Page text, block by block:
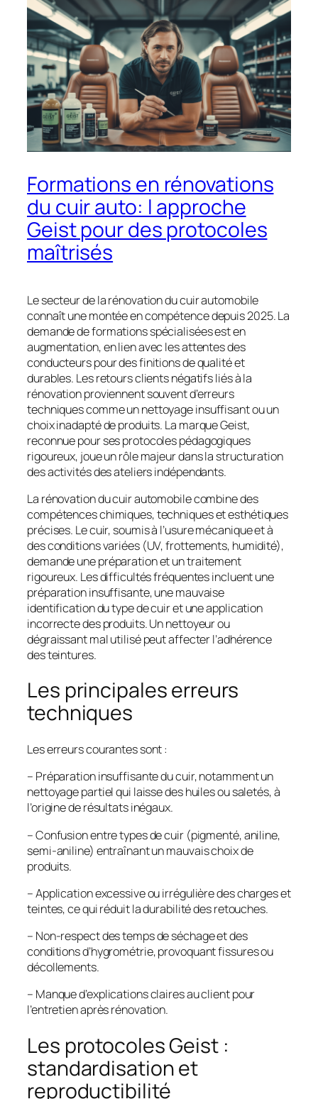
Formations en rénovations
du cuir auto: l approche
Geist pour des protocoles
maîtrisés
Le secteur de la rénovation du cuir automobile
connaît une montée en compétence depuis 2025. La
demande de formations spécialisées est en
augmentation, en lien avec les attentes des
conducteurs pour des finitions de qualité et
durables. Les retours clients négatifs liés à la
rénovation proviennent souvent d’erreurs
techniques comme un nettoyage insuffisant ou un
choix inadapté de produits. La marque Geist,
reconnue pour ses protocoles pédagogiques
rigoureux, joue un rôle majeur dans la structuration
des activités des ateliers indépendants.
La rénovation du cuir automobile combine des
compétences chimiques, techniques et esthétiques
précises. Le cuir, soumis à l’usure mécanique et à
des conditions variées (UV, frottements, humidité),
demande une préparation et un traitement
rigoureux. Les difficultés fréquentes incluent une
préparation insuffisante, une mauvaise
identification du type de cuir et une application
incorrecte des produits. Un nettoyeur ou
dégraissant mal utilisé peut affecter l’adhérence
des teintures.
Les principales erreurs
techniques
Les erreurs courantes sont :
– Préparation insuffisante du cuir, notamment un
nettoyage partiel qui laisse des huiles ou saletés, à
l’origine de résultats inégaux.
– Confusion entre types de cuir (pigmenté, aniline,
semi-aniline) entraînant un mauvais choix de
produits.
– Application excessive ou irrégulière des charges et
teintes, ce qui réduit la durabilité des retouches.
– Non-respect des temps de séchage et des
conditions d’hygrométrie, provoquant fissures ou
décollements.
– Manque d’explications claires au client pour
l’entretien après rénovation.
Les protocoles Geist :
standardisation et
reproductibilité